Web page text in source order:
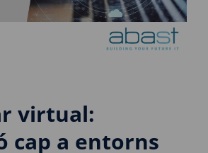
virtual:
cap a entorns